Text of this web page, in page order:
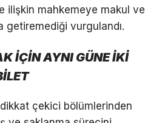
ilişkin mahkemeye makul ve
getiremediği vurgulandı.
İÇİN AYNI GÜNE İKİ
çekici bölümlerinden